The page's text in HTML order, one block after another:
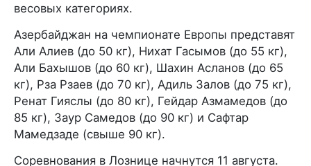
весовых категориях.
Азербайджан на чемпионате Европы представят
Али Алиев (до 50 кг), Нихат Гасымов (до 55 кг),
Али Бахышов (до 60 кг), Шахин Асланов (до 65
кг), Рза Рзаев (до 70 кг), Адиль Залов (до 75 кг),
Ренат Гияслы (до 80 кг), Гейдар Азмамедов (до
85 кг), Заур Самедов (до 90 кг) и Сафтар
Мамедзаде (свыше 90 кг).
Соревнования в Лознице начнутся 11 августа.